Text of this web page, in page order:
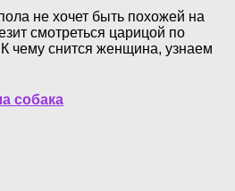
не хочет быть похожей на
смотреться царицой по
чему снится женщина, узнаем
собака